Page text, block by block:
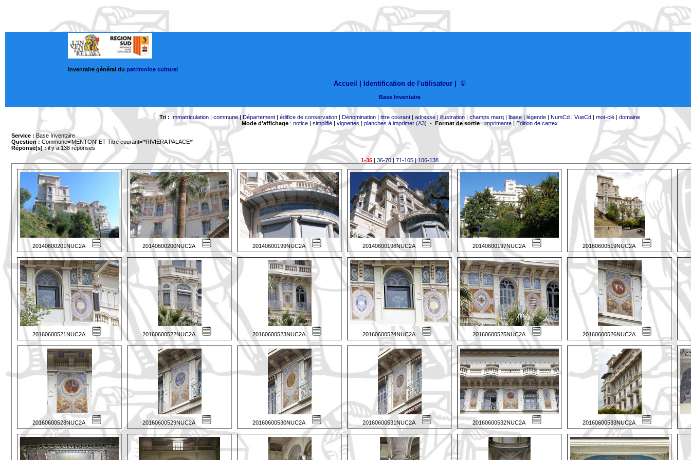
Inventaire général du patrimoine culturel
Accueil | Identification de l'utilisateur ©
Base Inventaire
Tri : Immatriculation| commune| Département| édifice de conservation| Dénomination| titre courant| adresse|illustration| champs marq| lbase| légende| NumCd| VueCd| mot-clé| domaine
Mode d'affichage: notice| simplifié| vignettes | planches à imprimer (A3) - Format de sortie:imprimante| Edition de cartex
Service : Base Inventaire
Question : Commune='MENTON' ET Titre courant='*RIVIERA PALACE*'
Réponse(s) :il y a 138 réponses
1-35| 36-70| 71-105|106-138
20140600201NUC2A 20140600200NUC2A 20140600199NUC2A 20140600198NUC2A 20140600197NUC2A 20160600519NUC2A
20160600521NUC2A 20160600522NUC2A 20160600523NUC2A 20160600524NUC2A 20160600525NUC2A 20160600526NUC2A
20160600528NUC2A 20160600529NUC2A 20160600530NUC2A 20160600531NUC2A 20160600532NUC2A 20160600533NUC2A